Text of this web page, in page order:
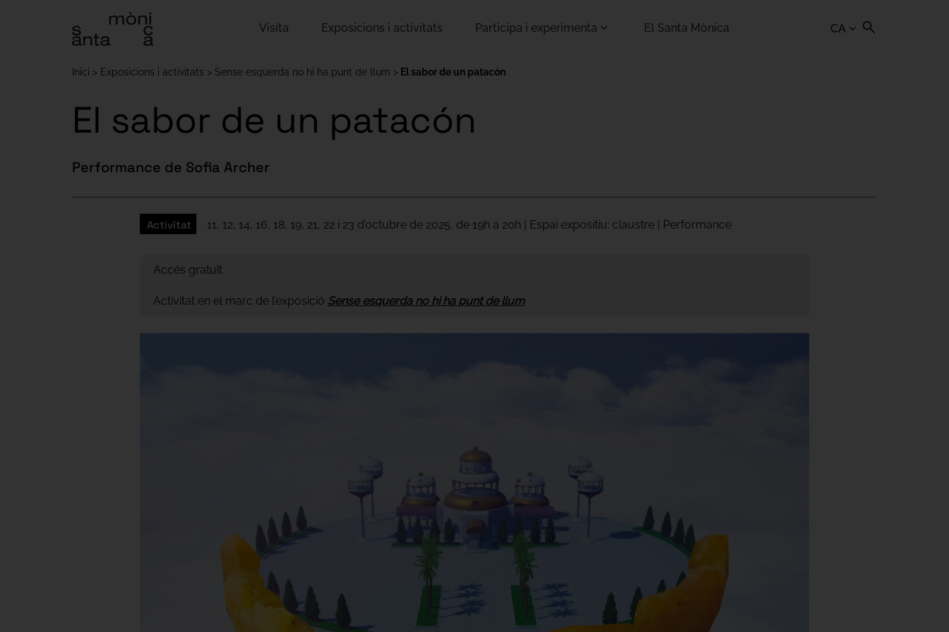
CA
Visita Exposicions i activitats Participa i experimenta El Santa Mònica
Inici Exposicions i activitats Sense esquerda no hi ha punt de llum El sabor de un patacón
El sabor de un patacón
Performance de Sofia Archer
Activitat 11, 12, 14, 16, 18, 19, 21, 22 i 23 d’octubre de 2025, de 19h a 20h | Espai expositiu: claustre | Performance
Accés gratuït
Activitat en el marc de l’exposició Sense esquerda no hi ha punt de llum